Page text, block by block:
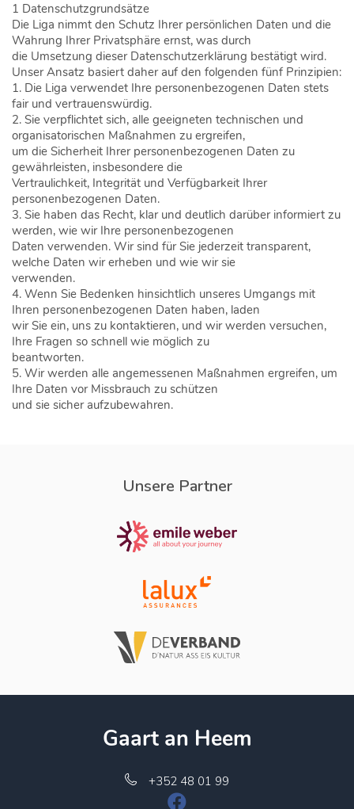
1 Datenschutzgrundsätze
Die Liga nimmt den Schutz Ihrer persönlichen Daten und die
Wahrung Ihrer Privatsphäre ernst, was durch
die Umsetzung dieser Datenschutzerklärung bestätigt wird.
Unser Ansatz basiert daher auf den folgenden fünf Prinzipien:
1. Die Liga verwendet Ihre personenbezogenen Daten stets
fair und vertrauenswürdig.
2. Sie verpflichtet sich, alle geeigneten technischen und
organisatorischen Maßnahmen zu ergreifen,
um die Sicherheit Ihrer personenbezogenen Daten zu
gewährleisten, insbesondere die
Vertraulichkeit, Integrität und Verfügbarkeit Ihrer
personenbezogenen Daten.
3. Sie haben das Recht, klar und deutlich darüber informiert zu
werden, wie wir Ihre personenbezogenen
Daten verwenden. Wir sind für Sie jederzeit transparent,
welche Daten wir erheben und wie wir sie
verwenden.
4. Wenn Sie Bedenken hinsichtlich unseres Umgangs mit
Ihren personenbezogenen Daten haben, laden
wir Sie ein, uns zu kontaktieren, und wir werden versuchen,
Ihre Fragen so schnell wie möglich zu
beantworten.
5. Wir werden alle angemessenen Maßnahmen ergreifen, um
Ihre Daten vor Missbrauch zu schützen
und sie sicher aufzubewahren.
Unsere Partner
Gaart an Heem
+352 48 01 99